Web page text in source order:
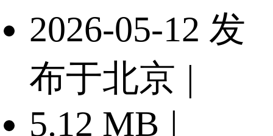
2026-05-12 发
布于北京 |
5.12 MB |